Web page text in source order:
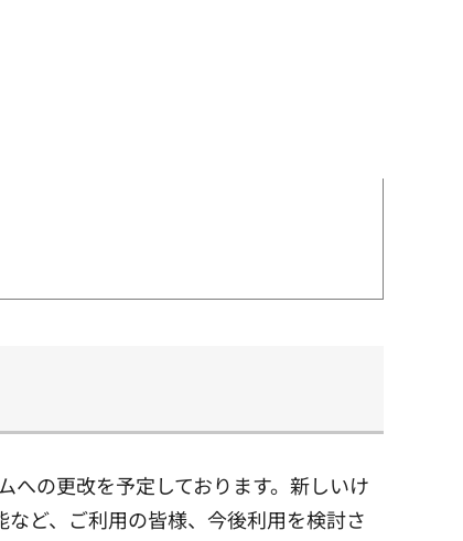
の更改を予定しております。新しいけ
ど、ご利用の皆様、今後利用を検討さ